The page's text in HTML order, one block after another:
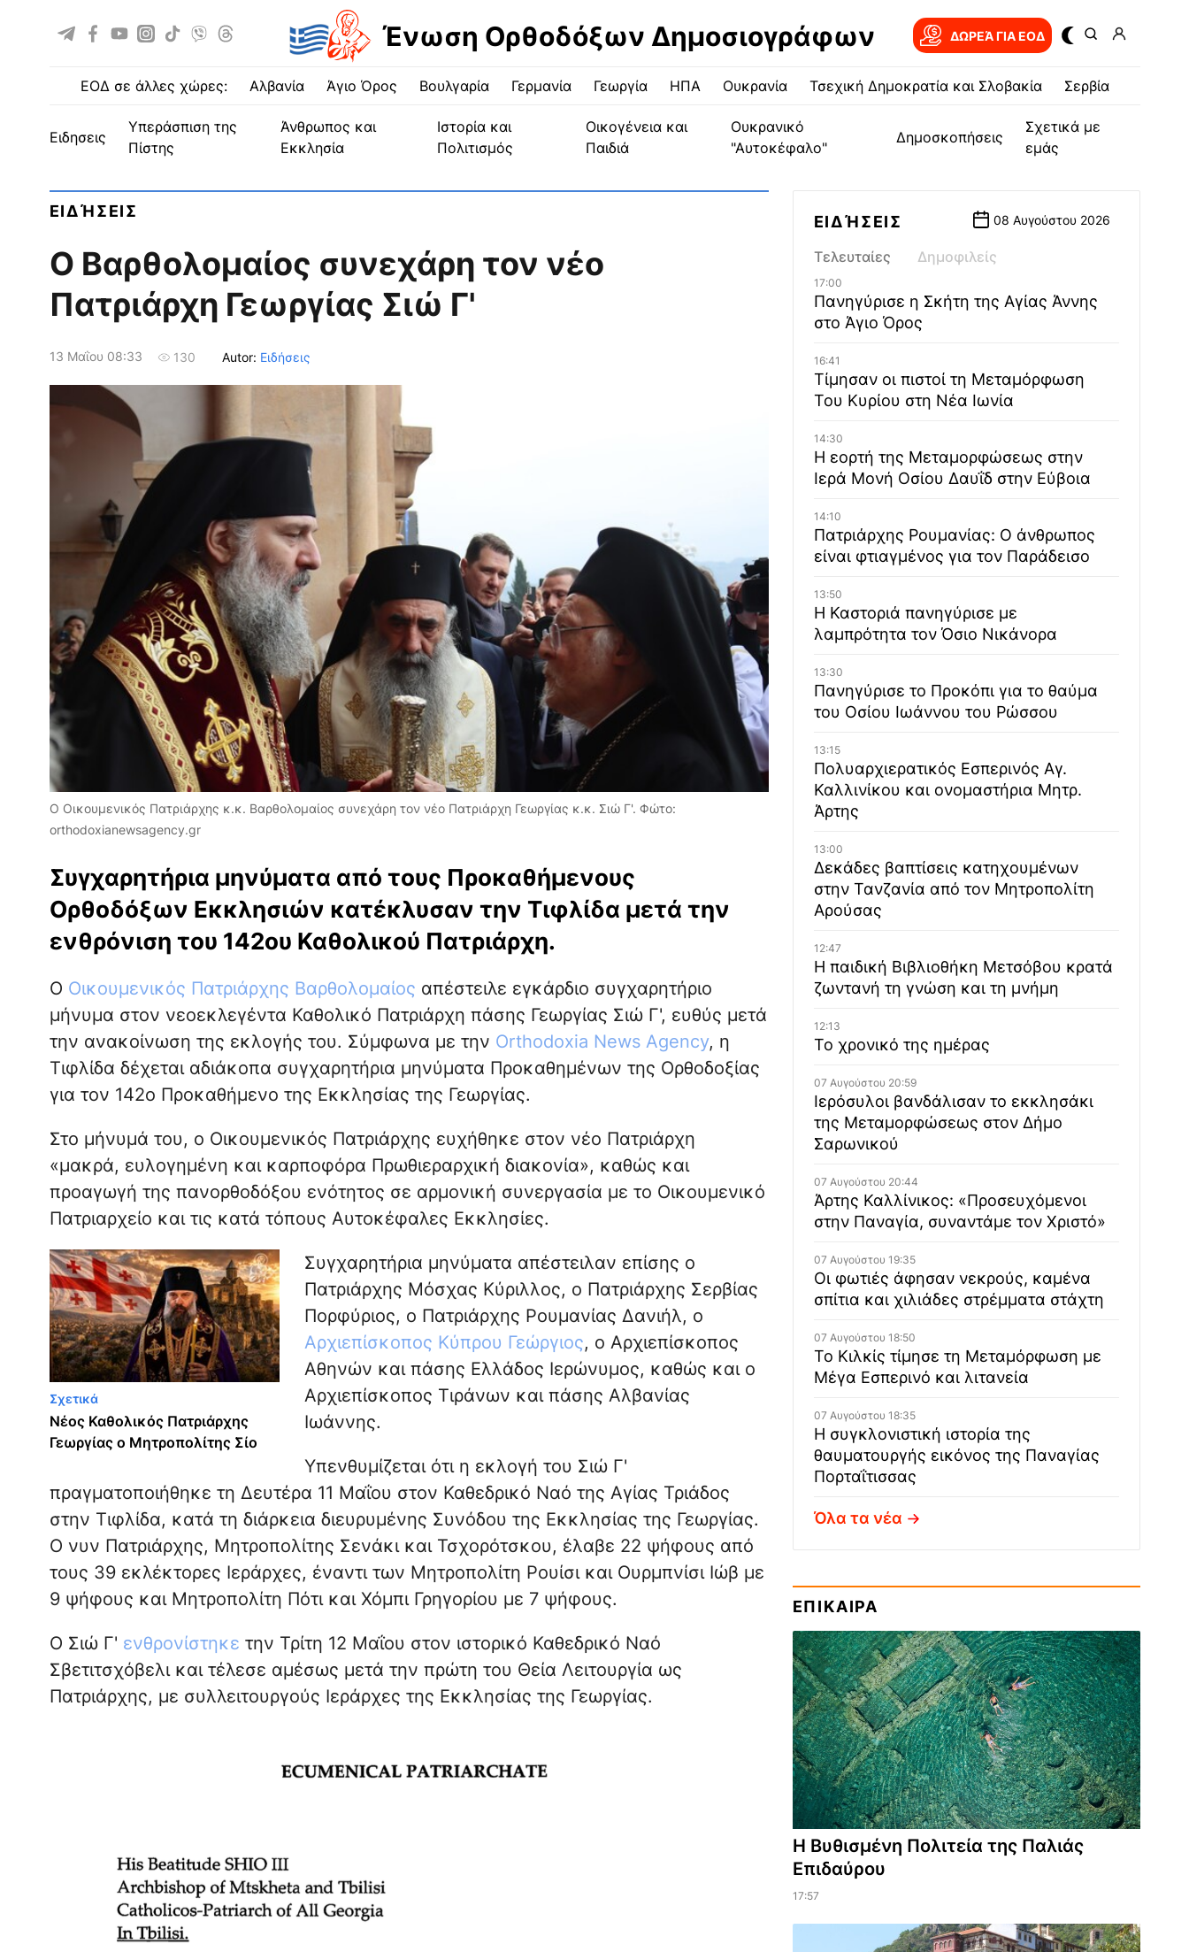
Ένωση Ορθοδόξων Δημοσιογράφων ΔΩΡΕΆ ΓΙΑ EOΔ
ΕΟΔ σε άλλες χώρες: Αλβανία Άγιο Όρος Βουλγαρία Γερμανία Γεωργία ΗΠΑ Ουκρανία Τσεχική Δημοκρατία και Σλοβακία Σερβία
ειδησεις
Υπεράσπιση της
Πίστης
Άνθρωπος και
Εκκλησία
Ιστορία και
Πολιτισμός
Οικογένεια και
Παιδιά
Ουκρανικό
"Αυτοκέφαλο"
Δημοσκοπήσεις
Σχετικά με
εμάς
ΕΙΔΉΣΕΙΣ
Ο Βαρθολομαίος συνεχάρη τον νέο
Πατριάρχη Γεωργίας Σιώ Γ'
13 Μαΐου 08:33 130 Autor: Ειδήσεις
Ο Οικουμενικός Πατριάρχης κ.κ. Βαρθολομαίος συνεχάρη τον νέο Πατριάρχη Γεωργίας κ.κ. Σιώ Γ'. Φώτο:
orthodoxianewsagency.gr
Συγχαρητήρια μηνύματα από τους Προκαθήμενους
Ορθοδόξων Εκκλησιών κατέκλυσαν την Τιφλίδα μετά την
ενθρόνιση του 142ου Καθολικού Πατριάρχη.
Ο Οικουμενικός Πατριάρχης Βαρθολομαίος απέστειλε εγκάρδιο συγχαρητήριο
μήνυμα στον νεοεκλεγέντα Καθολικό Πατριάρχη πάσης Γεωργίας Σιώ Γ', ευθύς μετά
την ανακοίνωση της εκλογής του. Σύμφωνα με την Orthodoxia News Agency, η
Τιφλίδα δέχεται αδιάκοπα συγχαρητήρια μηνύματα Προκαθημένων της Ορθοδοξίας
για τον 142ο Προκαθήμενο της Εκκλησίας της Γεωργίας.
Στο μήνυμά του, ο Οικουμενικός Πατριάρχης ευχήθηκε στον νέο Πατριάρχη
«μακρά, ευλογημένη και καρποφόρα Πρωθιεραρχική διακονία», καθώς και
προαγωγή της πανορθοδόξου ενότητος σε αρμονική συνεργασία με το Οικουμενικό
Πατριαρχείο και τις κατά τόπους Αυτοκέφαλες Εκκλησίες.
Σχετικά
Νέος Καθολικός Πατριάρχης
Γεωργίας ο Μητροπολίτης Σίο
Συγχαρητήρια μηνύματα απέστειλαν επίσης ο
Πατριάρχης Μόσχας Κύριλλος, ο Πατριάρχης Σερβίας
Πορφύριος, ο Πατριάρχης Ρουμανίας Δανιήλ, ο
Αρχιεπίσκοπος Κύπρου Γεώργιος, ο Αρχιεπίσκοπος
Αθηνών και πάσης Ελλάδος Ιερώνυμος, καθώς και ο
Αρχιεπίσκοπος Τιράνων και πάσης Αλβανίας
Ιωάννης.
Υπενθυμίζεται ότι η εκλογή του Σιώ Γ'
πραγματοποιήθηκε τη Δευτέρα 11 Μαΐου στον Καθεδρικό Ναό της Αγίας Τριάδος
στην Τιφλίδα, κατά τη διάρκεια διευρυμένης Συνόδου της Εκκλησίας της Γεωργίας.
Ο νυν Πατριάρχης, Μητροπολίτης Σενάκι και Τσχορότσκου, έλαβε 22 ψήφους από
τους 39 εκλέκτορες Ιεράρχες, έναντι των Μητροπολίτη Ρουίσι και Ουρμπνίσι Ιώβ με
9 ψήφους και Μητροπολίτη Πότι και Χόμπι Γρηγορίου με 7 ψήφους.
Ο Σιώ Γ' ενθρονίστηκε την Τρίτη 12 Μαΐου στον ιστορικό Καθεδρικό Ναό
Σβετιτσχόβελι και τέλεσε αμέσως μετά την πρώτη του Θεία Λειτουργία ως
Πατριάρχης, με συλλειτουργούς Ιεράρχες της Εκκλησίας της Γεωργίας.
ΕΙΔΉΣΕΙΣ 08 Αυγούστου 2026
Τελευταίες Δημοφιλείς
17:00
Πανηγύρισε η Σκήτη της Αγίας Άννης
στο Άγιο Όρος
16:41
Τίμησαν οι πιστοί τη Μεταμόρφωση
Του Κυρίου στη Νέα Ιωνία
14:30
Η εορτή της Μεταμορφώσεως στην
Ιερά Μονή Οσίου Δαυΐδ στην Εύβοια
14:10
Πατριάρχης Ρουμανίας: Ο άνθρωπος
είναι φτιαγμένος για τον Παράδεισο
13:50
Η Καστοριά πανηγύρισε με
λαμπρότητα τον Όσιο Νικάνορα
13:30
Πανηγύρισε το Προκόπι για το θαύμα
του Οσίου Ιωάννου του Ρώσσου
13:15
Πολυαρχιερατικός Εσπερινός Αγ.
Καλλινίκου και ονομαστήρια Μητρ.
Άρτης
13:00
Δεκάδες βαπτίσεις κατηχουμένων
στην Τανζανία από τον Μητροπολίτη
Αρούσας
12:47
Η παιδική Βιβλιοθήκη Μετσόβου κρατά
ζωντανή τη γνώση και τη μνήμη
12:13
Το χρονικό της ημέρας
07 Αυγούστου 20:59
Ιερόσυλοι βανδάλισαν το εκκλησάκι
της Μεταμορφώσεως στον Δήμο
Σαρωνικού
07 Αυγούστου 20:44
Άρτης Καλλίνικος: «Προσευχόμενοι
στην Παναγία, συναντάμε τον Χριστό»
07 Αυγούστου 19:35
Οι φωτιές άφησαν νεκρούς, καμένα
σπίτια και χιλιάδες στρέμματα στάχτη
07 Αυγούστου 18:50
Το Κιλκίς τίμησε τη Μεταμόρφωση με
Μέγα Εσπερινό και λιτανεία
07 Αυγούστου 18:35
Η συγκλονιστική ιστορία της
θαυματουργής εικόνος της Παναγίας
Πορταΐτισσας
Όλα τα νέα
ΕΠΙΚΑΙΡΑ
Η Βυθισμένη Πολιτεία της Παλιάς
Επιδαύρου
17:57